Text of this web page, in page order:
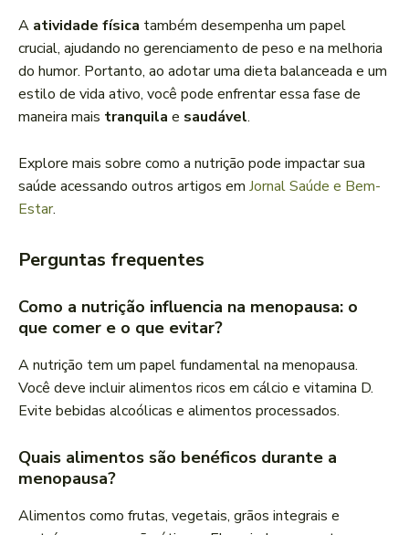
A atividade física também desempenha um papel
crucial, ajudando no gerenciamento de peso e na melhoria
do humor. Portanto, ao adotar uma dieta balanceada e um
estilo de vida ativo, você pode enfrentar essa fase de
maneira mais tranquila e saudável.
Explore mais sobre como a nutrição pode impactar sua
saúde acessando outros artigos em Jornal Saúde e Bem-
Estar.
Perguntas frequentes
Como a nutrição influencia na menopausa: o
que comer e o que evitar?
A nutrição tem um papel fundamental na menopausa.
Você deve incluir alimentos ricos em cálcio e vitamina D.
Evite bebidas alcoólicas e alimentos processados.
Quais alimentos são benéficos durante a
menopausa?
Alimentos como frutas, vegetais, grãos integrais e